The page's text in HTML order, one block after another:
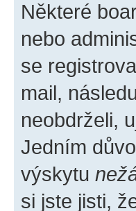
Některé
nebo
se
mail,
neobdrželi,
Jedním
výskytu
si jste jisti,